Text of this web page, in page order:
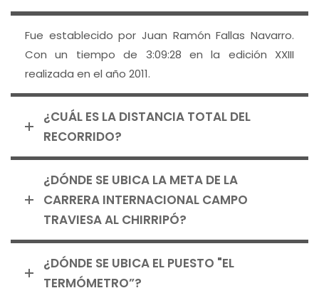
Fue establecido por Juan Ramón Fallas Navarro.
Con un tiempo de 3:09:28 en la edición XXIII
realizada en el año 2011.
¿CUÁL ES LA DISTANCIA TOTAL DEL
RECORRIDO?
¿DÓNDE SE UBICA LA META DE LA
CARRERA INTERNACIONAL CAMPO
TRAVIESA AL CHIRRIPÓ?
¿DÓNDE SE UBICA EL PUESTO "EL
TERMÓMETRO”?